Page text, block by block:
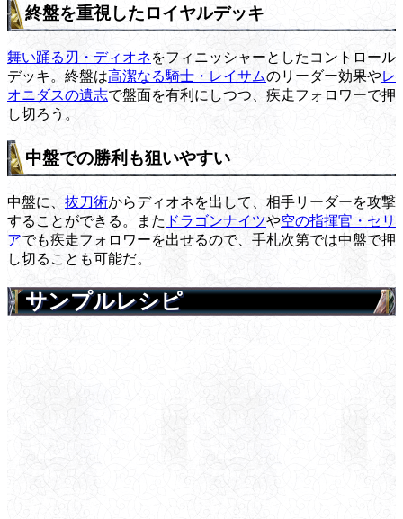
終盤を重視したロイヤルデッキ
舞い踊る刃・ディオネをフィニッシャーとしたコントロール
デッキ。終盤は高潔なる騎士・レイサムのリーダー効果やレ
オニダスの遺志で盤面を有利にしつつ、疾走フォロワーで押
し切ろう。
中盤での勝利も狙いやすい
中盤に、 抜刀術からディオネを出して、相手リーダーを攻撃
することができる。また ドラゴンナイツや空の指揮官・セリ
アでも疾走フォロワーを出せるので、手札次第では中盤で押
し切ることも可能だ。
サンプルレシピ